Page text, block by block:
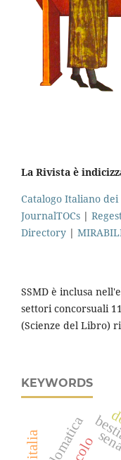
La Rivista è
Catalogo Italiano
JournalTOCs |
Directory |
SSMD è inclusa
settori concorsuali
(Scienze del Libro)
KEYWORDS